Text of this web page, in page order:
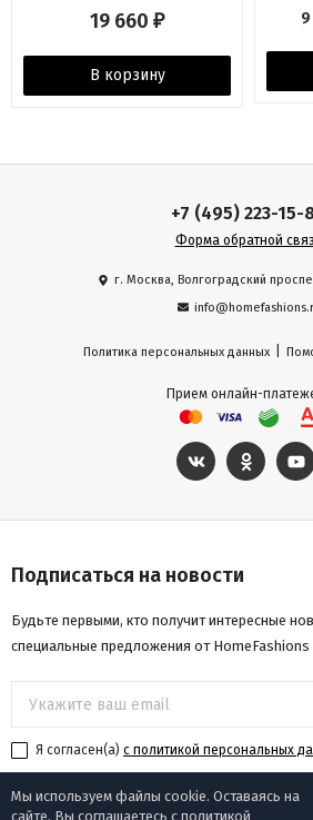
19 660 ₽
В корзину
+7 (495) 223-15-
Форма обратной
г. Москва, Волгоградский
Политика персональных данных
Прием онлайн-
Подписаться на новости
Будьте первыми, кто получит интересные
специальные предложения от HomeFashions
Я согласен(a) с политикой персональных
Мы используем файлы cookie. Оставаясь на
сайте, Вы соглашаетесь с политикой